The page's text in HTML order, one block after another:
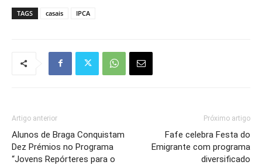
TAGS casais IPCA
Artigo anterior
Alunos de Braga Conquistam
Dez Prémios no Programa
“Jovens Repórteres para o
Próximo artigo
Fafe celebra Festa do
Emigrante com programa
diversificado